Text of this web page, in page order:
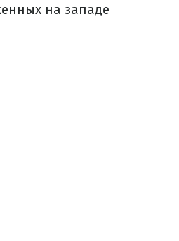
на западе